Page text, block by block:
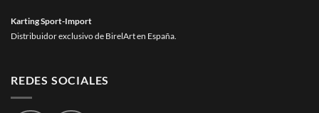
Karting Sport-Import
Distribuidor exclusivo de BirelArt en España.
REDES SOCIALES